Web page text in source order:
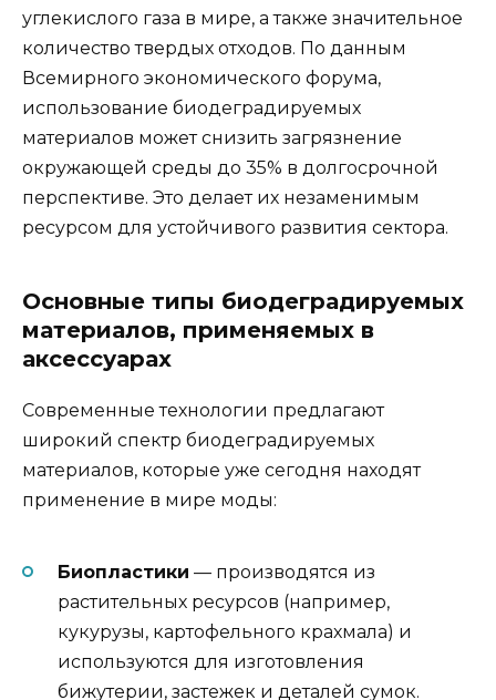
углекислого газа в мире, а также значительное
количество твердых отходов. По данным
Всемирного экономического форума,
использование биодеградируемых
материалов может снизить загрязнение
окружающей среды до 35% в долгосрочной
перспективе. Это делает их незаменимым
ресурсом для устойчивого развития сектора.
Основные типы биодеградируемых
материалов, применяемых в
аксессуарах
Современные технологии предлагают
широкий спектр биодеградируемых
материалов, которые уже сегодня находят
применение в мире моды:
Биопластики — производятся из
растительных ресурсов (например,
кукурузы, картофельного крахмала) и
используются для изготовления
бижутерии, застежек и деталей сумок.